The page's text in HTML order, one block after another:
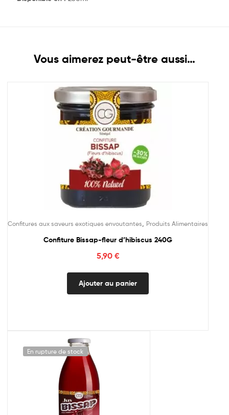
Vous aimerez peut-être aussi…
Confitures aux saveurs exotiques envoutantes Produits Alimentaires
Confiture Bissap-fleur d’hibiscus 240G
5,90 €
Ajouter au panier
En rupture de stock